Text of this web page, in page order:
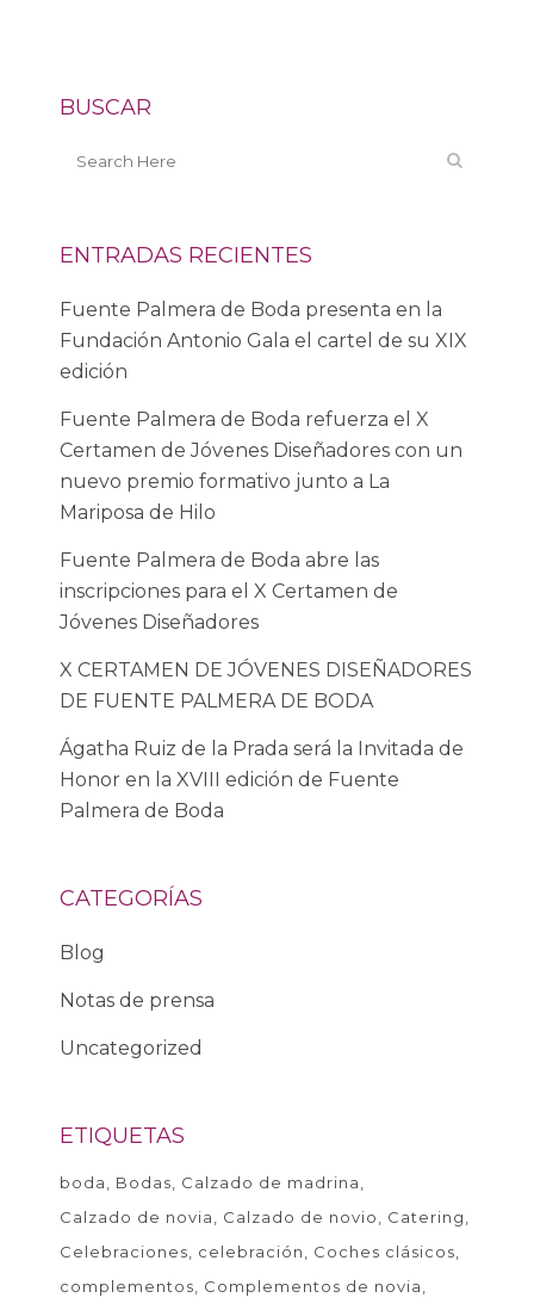
BUSCAR
ENTRADAS RECIENTES
Fuente Palmera de Boda presenta en la
Fundación Antonio Gala el cartel de su XIX
edición
Fuente Palmera de Boda refuerza el X
Certamen de Jóvenes Diseñadores con un
nuevo premio formativo junto a La
Mariposa de Hilo
Fuente Palmera de Boda abre las
inscripciones para el X Certamen de
Jóvenes Diseñadores
X CERTAMEN DE JÓVENES DISEÑADORES
DE FUENTE PALMERA DE BODA
Ágatha Ruiz de la Prada será la Invitada de
Honor en la XVIII edición de Fuente
Palmera de Boda
CATEGORÍAS
Blog
Notas de prensa
Uncategorized
ETIQUETAS
boda Bodas
Calzado de madrina
Calzado de novia
Calzado de novio
Catering
Celebraciones
celebración
Coches clásicos
complementos
Complementos de novia